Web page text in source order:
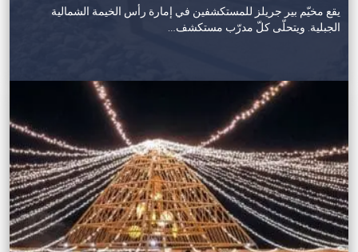
يقع مخيّم بير جريلز للمستكشفين في إمارة رأس الخيمة الشمالية
الجبلية. ويتحلّى كلّ مدرّب مستكشف…